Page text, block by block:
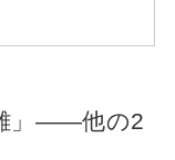
」——他の2